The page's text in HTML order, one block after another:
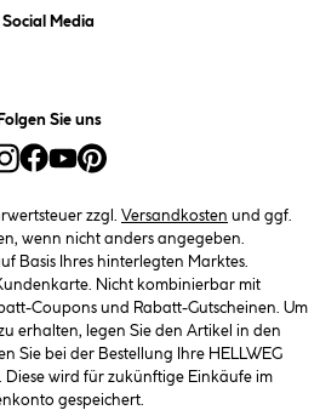
Social Media
Folgen Sie uns
zzgl. Versandkosten und ggf.
wenn nicht anders angegeben.
Basis Ihres hinterlegten Marktes.
Nicht kombinierbar mit
Coupons und Rabatt-Gutscheinen. Um
erhalten, legen Sie den Artikel in den
Sie bei der Bestellung Ihre HELLWEG
wird für zukünftige Einkäufe im
gespeichert.